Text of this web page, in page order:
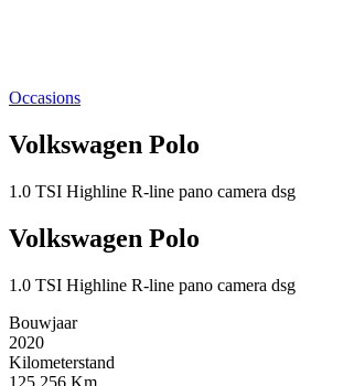
Occasions
Volkswagen Polo
1.0 TSI Highline R-line pano camera dsg
Volkswagen Polo
1.0 TSI Highline R-line pano camera dsg
Bouwjaar
2020
Kilometerstand
125.256 Km